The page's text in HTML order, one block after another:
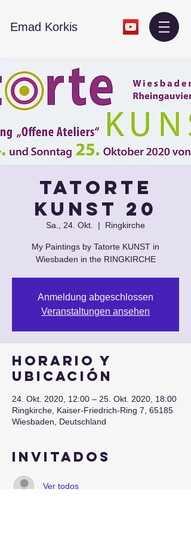
​Emad Korkis
Tatorte
KUNST 20
Sa., 24. Okt.
  |
Ringkirche
My Paintings by Tatorte KUNST in
Wiesbaden in the RINGKIRCHE
Anmeldung abgeschlossen
Veranstaltungen ansehen
Horario y
ubicación
24. Okt. 2020, 12:00 – 25. Okt. 2020, 18:00
Ringkirche, Kaiser-Friedrich-Ring 7, 65185
Wiesbaden, Deutschland
Invitados
Ver todos